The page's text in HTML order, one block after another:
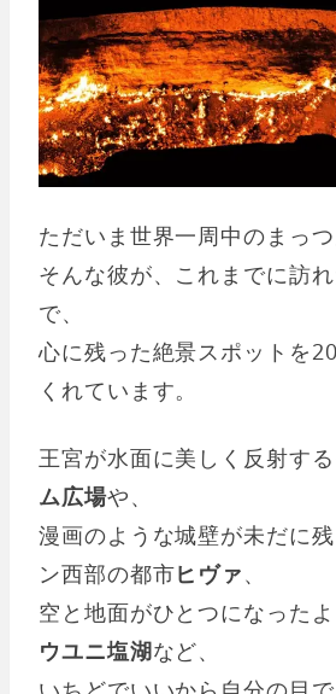
ただいま世界一周中のまっつ
そんな彼が、これまでに訪
で、
心に残った絶景スポットを
くれています。
王宮が水面に美しく反射す
ム広場や、
漫画のような城壁が未だに
ン西部の都市ヒヴァ、
空と地面がひとつになった
ウユニ塩湖など、